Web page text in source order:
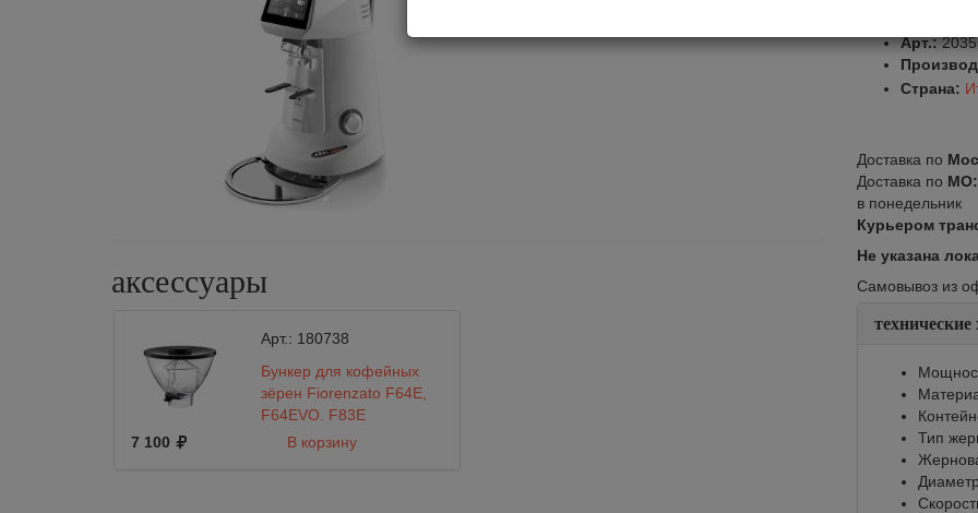
аксессуары
Арт.: 180738
Бункер для кофейных
зёрен Fiorenzato F64E,
F64EVO, F83E
7 100
В корзину
Арт.:
Страна:
Доставка по
Доставка по МО:
в понедельник
Курьером
Не указана
Самовывоз из
Тип